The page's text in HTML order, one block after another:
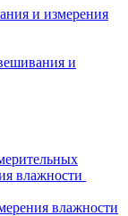
и измерения
и
влажности
влажности